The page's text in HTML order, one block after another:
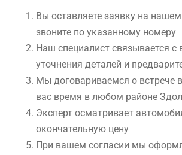
Вы оставляете заявку на нашем
звоните по указанному номеру
Наш специалист связывается с
уточнения деталей и
Мы договариваемся о встрече
вас время в любом районе
Эксперт осматривает
окончательную цену
При вашем согласии мы